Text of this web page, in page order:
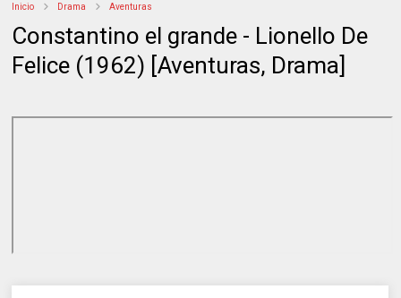
Inicio Drama Aventuras
Constantino el grande - Lionello De
Felice (1962) [Aventuras, Drama]